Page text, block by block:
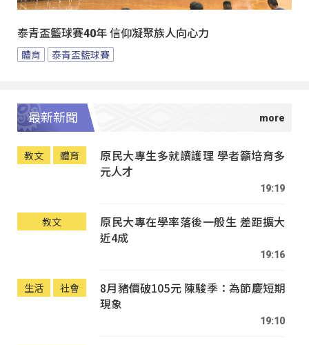
泰青盃籃球賽40年 信仰凝聚族人向心力
體育 泰青盃籃球賽
最新新聞
教文 體育
原民大專生多就讀護理 學者籲培育多
元人才
19:19
教文
原民大專在學率落後一般生 差距擴大
近4成
19:16
生活 社會
8月豬價破105元 陳駿季：為節慶短期
現象
19:10